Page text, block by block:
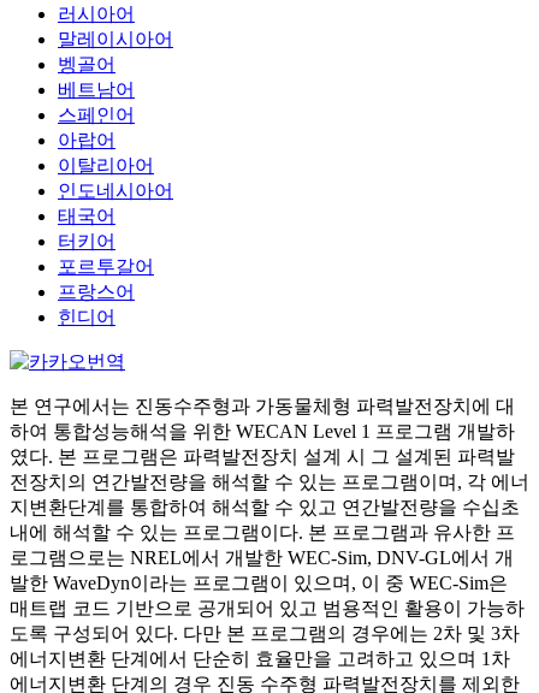
러시아어
말레이시아어
벵골어
베트남어
스페인어
아랍어
이탈리아어
인도네시아어
태국어
터키어
포르투갈어
프랑스어
힌디어
본 연구에서는 진동수주형과 가동물체형 파력발전장치에 대
하여 통합성능해석을 위한 WECAN Level 1 프로그램 개발하
였다. 본 프로그램은 파력발전장치 설계 시 그 설계된 파력발
전장치의 연간발전량을 해석할 수 있는 프로그램이며, 각 에너
지변환단계를 통합하여 해석할 수 있고 연간발전량을 수십초
내에 해석할 수 있는 프로그램이다. 본 프로그램과 유사한 프
로그램으로는 NREL에서 개발한 WEC-Sim, DNV-GL에서 개
발한 WaveDyn이라는 프로그램이 있으며, 이 중 WEC-Sim은
매트랩 코드 기반으로 공개되어 있고 범용적인 활용이 가능하
도록 구성되어 있다. 다만 본 프로그램의 경우에는 2차 및 3차
에너지변환 단계에서 단순히 효율만을 고려하고 있으며 1차
에너지변환 단계의 경우 진동 수주형 파력발전장치를 제외한